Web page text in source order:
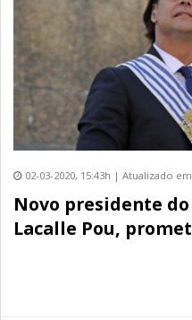
02-03-2020, 15:43h | Atualizado em
Novo presidente
Lacalle Pou,